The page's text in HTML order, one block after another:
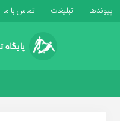
پیوندها تبلیغات تماس با ما